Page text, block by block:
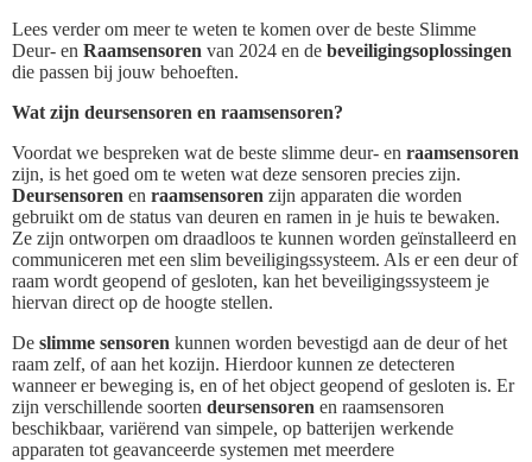
Lees verder om meer te weten te komen over de beste Slimme
Deur- en Raamsensoren van 2024 en de beveiligingsoplossingen
die passen bij jouw behoeften.
Wat zijn deursensoren en raamsensoren?
Voordat we bespreken wat de beste slimme deur- en raamsensoren
zijn, is het goed om te weten wat deze sensoren precies zijn.
Deursensoren en raamsensoren zijn apparaten die worden
gebruikt om de status van deuren en ramen in je huis te bewaken.
Ze zijn ontworpen om draadloos te kunnen worden geïnstalleerd en
communiceren met een slim beveiligingssysteem. Als er een deur of
raam wordt geopend of gesloten, kan het beveiligingssysteem je
hiervan direct op de hoogte stellen.
De slimme sensoren kunnen worden bevestigd aan de deur of het
raam zelf, of aan het kozijn. Hierdoor kunnen ze detecteren
wanneer er beweging is, en of het object geopend of gesloten is. Er
zijn verschillende soorten deursensoren en raamsensoren
beschikbaar, variërend van simpele, op batterijen werkende
apparaten tot geavanceerde systemen met meerdere